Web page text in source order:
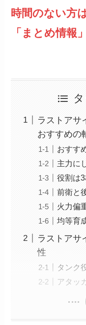
時間のない方
「まとめ情報
ラストアサ
おすすめの
おすす
主力に
役割は
前衛と
火力偏
均等育
ラストアサ
性
タンク
アタッ